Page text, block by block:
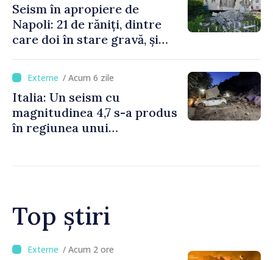
Seism în apropiere de
Napoli: 21 de răniți, dintre
care doi în stare gravă, și
/ Acum 6 zile
Italia: Un seism cu
magnitudinea 4,7 s-a produs
în regiunea unui
Top știri
/ Acum 58 minute